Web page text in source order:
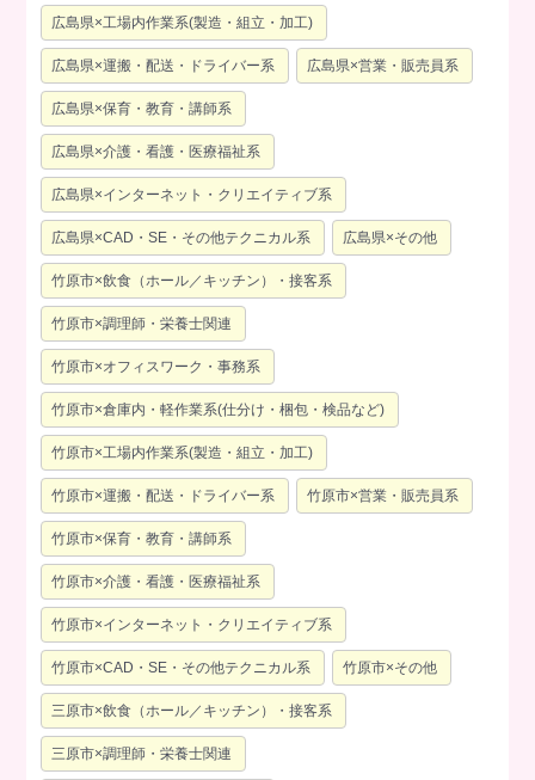
広島県×工場内作業系(製造・組立・加工)
広島県×運搬・配送・ドライバー系 広島県×営業・販売員系
広島県×保育・教育・講師系
広島県×介護・看護・医療福祉系
広島県×インターネット・クリエイティブ系
広島県×CAD・SE・その他テクニカル系 広島県×その他
竹原市×飲食（ホール／キッチン）・接客系
竹原市×調理師・栄養士関連
竹原市×オフィスワーク・事務系
竹原市×倉庫内・軽作業系(仕分け・梱包・検品など)
竹原市×工場内作業系(製造・組立・加工)
竹原市×運搬・配送・ドライバー系 竹原市×営業・販売員系
竹原市×保育・教育・講師系
竹原市×介護・看護・医療福祉系
竹原市×インターネット・クリエイティブ系
竹原市×CAD・SE・その他テクニカル系 竹原市×その他
三原市×飲食（ホール／キッチン）・接客系
三原市×調理師・栄養士関連